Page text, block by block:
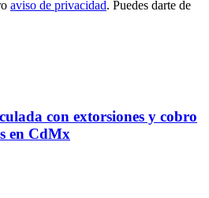
aviso de privacidad. Puedes darte de
con extorsiones y cobro
en CdMx